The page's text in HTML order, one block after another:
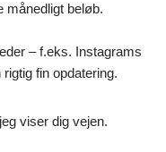
månedligt beløb.
– f.eks. Instagrams
fin opdatering.
viser dig vejen.